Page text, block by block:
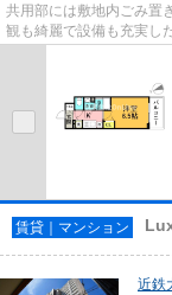
共用部には敷地内ごみ置
観も綺麗で設備も充実し
用可能な物件です。こだ
賃貸｜マンション
近鉄